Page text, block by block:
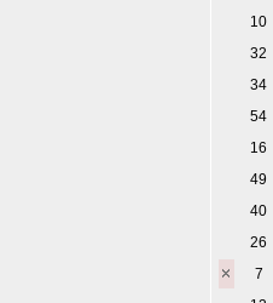
10
32
34
54
16
49
40
26
7